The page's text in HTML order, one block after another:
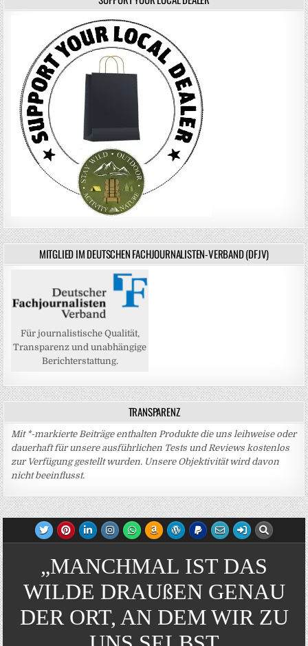
MITGLIED IM DEUTSCHEN FACHJOURNALISTEN-VERBAND (DFJV)
Für journalistische Qualität,
Transparenz und unabhängige
Berichterstattung.
TRANSPARENZ
Mit *-markierte Beiträge enthalten Produkte die uns leihweise oder
dauerhaft für unsere ausführlichen Tests und Reviews kostenlos
zur Verfügung gestellt wurden. Unsere Objektivität wird davon
nicht beeinflusst.
„MANCHMAL IST DAS
WILDE DRAUßEN GENAU
DER ORT, AN DEM WIR ZU